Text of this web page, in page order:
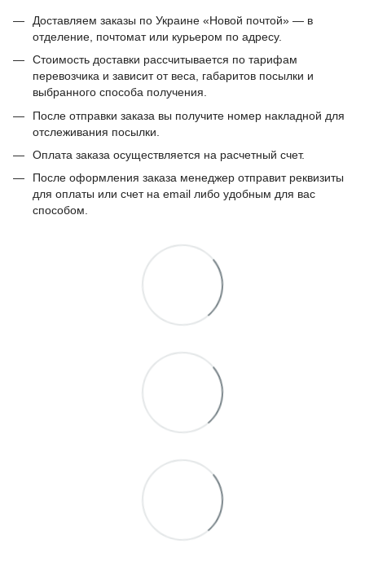
Доставляем заказы по Украине «Новой почтой» — в
отделение, почтомат или курьером по адресу.
Стоимость доставки рассчитывается по тарифам
перевозчика и зависит от веса, габаритов посылки и
выбранного способа получения.
После отправки заказа вы получите номер накладной для
отслеживания посылки.
Оплата заказа осуществляется на расчетный счет.
После оформления заказа менеджер отправит реквизиты
для оплаты или счет на email либо удобным для вас
способом.